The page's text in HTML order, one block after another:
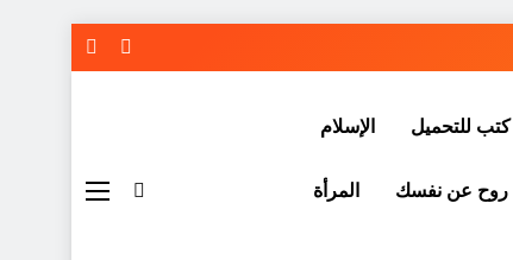
كتب للتحميل الإسلام
روح عن نفسك المرأة